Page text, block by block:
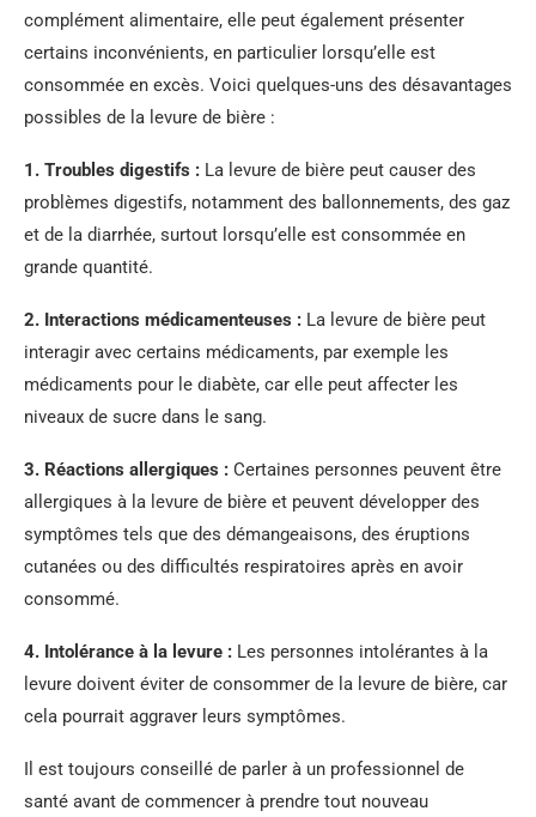
complément alimentaire, elle peut également présenter
certains inconvénients, en particulier lorsqu’elle est
consommée en excès. Voici quelques-uns des désavantages
possibles de la levure de bière :
1. Troubles digestifs : La levure de bière peut causer des
problèmes digestifs, notamment des ballonnements, des gaz
et de la diarrhée, surtout lorsqu’elle est consommée en
grande quantité.
2. Interactions médicamenteuses : La levure de bière peut
interagir avec certains médicaments, par exemple les
médicaments pour le diabète, car elle peut affecter les
niveaux de sucre dans le sang.
3. Réactions allergiques : Certaines personnes peuvent être
allergiques à la levure de bière et peuvent développer des
symptômes tels que des démangeaisons, des éruptions
cutanées ou des difficultés respiratoires après en avoir
consommé.
4. Intolérance à la levure : Les personnes intolérantes à la
levure doivent éviter de consommer de la levure de bière, car
cela pourrait aggraver leurs symptômes.
Il est toujours conseillé de parler à un professionnel de
santé avant de commencer à prendre tout nouveau